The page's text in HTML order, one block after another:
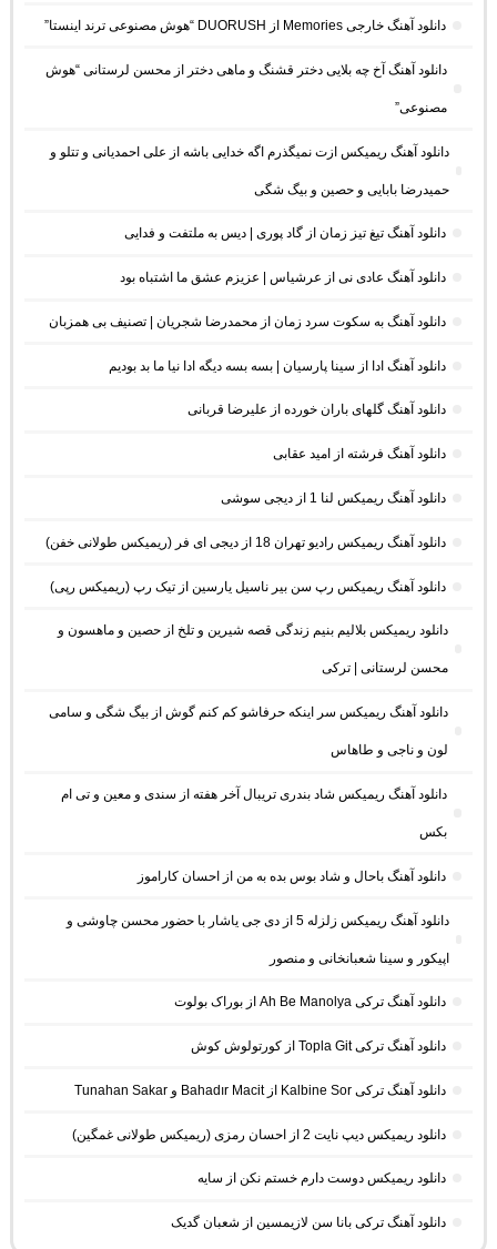
دانلود آهنگ خارجی Memories از DUORUSH “هوش مصنوعی ترند اینستا”
دانلود آهنگ آخ چه بلایی دختر قشنگ و ماهی دختر از محسن لرستانی “هوش
مصنوعی”
دانلود آهنگ ریمیکس ازت نمیگذرم اگه خدایی باشه از علی احمدیانی و تتلو و
حمیدرضا بابایی و حصین و بیگ شگی
دانلود آهنگ تیغ تیز زمان از گاد پوری | دیس به ملتفت و فدایی
دانلود آهنگ عادی نی از عرشیاس | عزیزم عشق ما اشتباه بود
دانلود آهنگ به سکوت سرد زمان از محمدرضا شجریان | تصنیف بی همزبان
دانلود آهنگ ادا از سینا پارسیان | بسه بسه دیگه ادا نیا ما بد بودیم
دانلود آهنگ گلهای باران خورده از علیرضا قربانی
دانلود آهنگ فرشته از امید عقابی
دانلود آهنگ ریمیکس لنا 1 از دیجی سوشی
دانلود آهنگ ریمیکس رادیو تهران 18 از دیجی ای فر (ریمیکس طولانی خفن)
دانلود آهنگ ریمیکس رپ سن بیر ناسیل یارسین از تیک رپ (ریمیکس رپی)
دانلود ریمیکس بلالیم بنیم زندگی قصه شیرین و تلخ از حصین و ماهسون و
محسن لرستانی | ترکی
دانلود آهنگ ریمیکس سر اینکه حرفاشو کم کنم گوش از بیگ شگی و سامی
لون و ناجی و طاهاس
دانلود آهنگ ریمیکس شاد بندری تریبال آخر هفته از سندی و معین و تی ام
بکس
دانلود آهنگ باحال و شاد بوس بده به من از احسان کاراموز
دانلود آهنگ ریمیکس زلزله 5 از دی جی یاشار با حضور محسن چاوشی و
اپیکور و سینا شعبانخانی و منصور
دانلود آهنگ ترکی Ah Be Manolya از بوراک بولوت
دانلود آهنگ ترکی Topla Git از کورتولوش کوش
دانلود آهنگ ترکی Kalbine Sor از Bahadır Macit و Tunahan Sakar
دانلود ریمیکس دیپ نایت 2 از احسان رمزی (ریمیکس طولانی غمگین)
دانلود ریمیکس دوست دارم خستم نکن از سایه
دانلود آهنگ ترکی بانا سن لازیمسین از شعبان گدیک